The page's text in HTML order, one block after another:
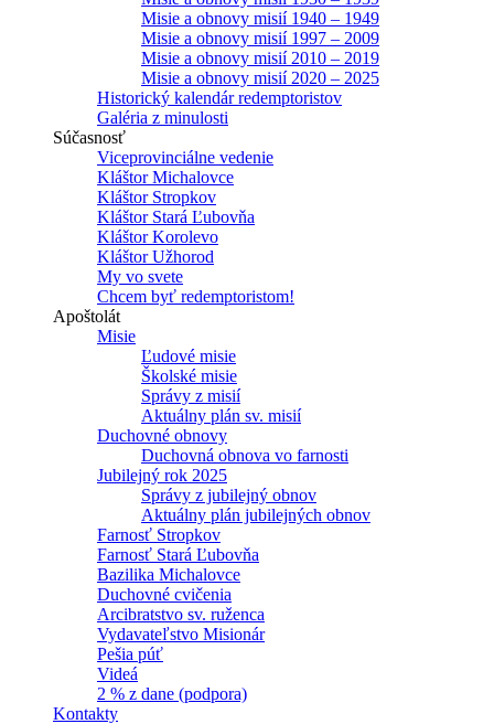
Misie a obnovy misií 1940 – 1949
Misie a obnovy misií 1997 – 2009
Misie a obnovy misií 2010 – 2019
Misie a obnovy misií 2020 – 2025
Historický kalendár redemptoristov
Galéria z minulosti
Súčasnosť
Viceprovinciálne vedenie
Kláštor Michalovce
Kláštor Stropkov
Kláštor Stará Ľubovňa
Kláštor Korolevo
Kláštor Užhorod
My vo svete
Chcem byť redemptoristom!
Apoštolát
Misie
Ľudové misie
Školské misie
Správy z misií
Aktuálny plán sv. misií
Duchovné obnovy
Duchovná obnova vo farnosti
Jubilejný rok 2025
Správy z jubilejný obnov
Aktuálny plán jubilejných obnov
Farnosť Stropkov
Farnosť Stará Ľubovňa
Bazilika Michalovce
Duchovné cvičenia
Arcibratstvo sv. ruženca
Vydavateľstvo Misionár
Pešia púť
Videá
2 % z dane (podpora)
Kontakty